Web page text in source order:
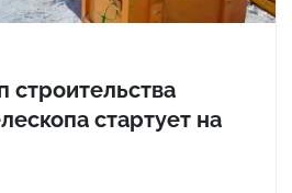
строительства
стартует на